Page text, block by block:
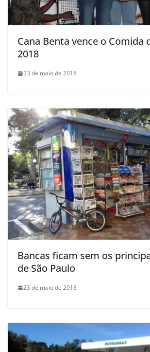
Cana Benta vence o Comida
2018
23 de maio de 2018
Bancas ficam sem os
de São Paulo
23 de maio de 2018